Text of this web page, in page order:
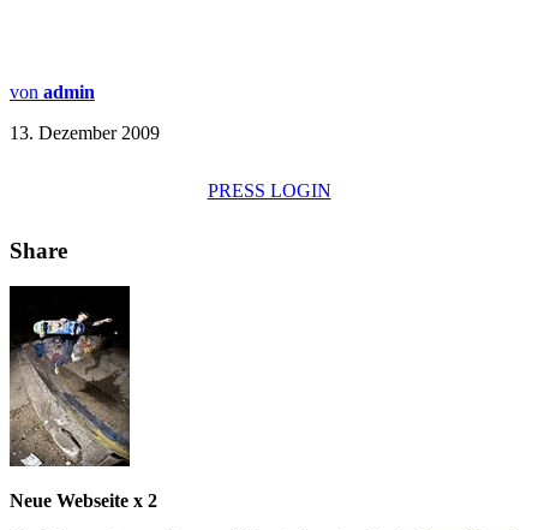
von admin
13. Dezember 2009
PRESS LOGIN
Share
Neue Webseite x 2